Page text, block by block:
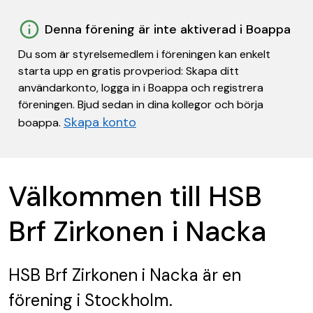
Denna förening är inte aktiverad i Boappa
Du som är styrelsemedlem i föreningen kan enkelt
starta upp en gratis provperiod: Skapa ditt
användarkonto, logga in i Boappa och registrera
föreningen. Bjud sedan in dina kollegor och börja
boappa. Skapa konto
Välkommen till HSB
Brf Zirkonen i Nacka
HSB Brf Zirkonen i Nacka är en
förening i Stockholm.